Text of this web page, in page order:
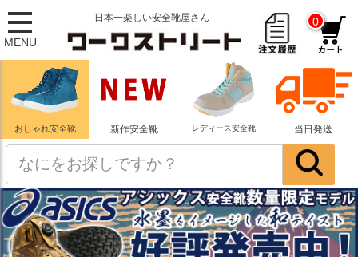
MENU
日本一楽しい安全靴屋さん 0
おしゃれ安全靴 新作安全靴 レディース安全靴 当日発送